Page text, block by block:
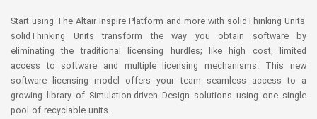
Start using The Altair Inspire Platform and more with solidThinking Units
solidThinking Units transform the way you obtain software by
eliminating the traditional licensing hurdles; like high cost, limited
access to software and multiple licensing mechanisms. This new
software licensing model offers your team seamless access to a
growing library of Simulation-driven Design solutions using one single
pool of recyclable units.